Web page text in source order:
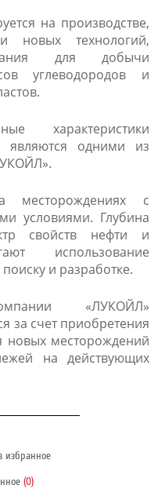
на производстве,
новых технологий,
для добычи
углеводородов и
характеристики
являются одними из
месторождениях с
условиями. Глубина
свойств нефти и
использование
и разработке.
«ЛУКОЙЛ»
за счет приобретения
новых месторождений
на действующих
избранное
(0)